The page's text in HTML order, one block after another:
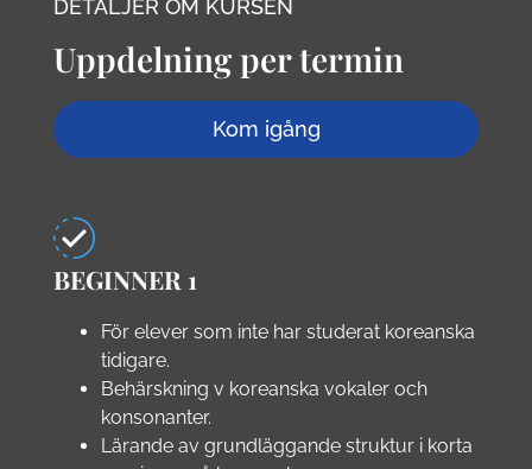
DETALJER OM KURSEN
Uppdelning per termin
Kom igång
BEGINNER 1
För elever som inte har studerat koreanska
tidigare.
Behärskning v koreanska vokaler och
konsonanter.
Lärande av grundläggande struktur i korta